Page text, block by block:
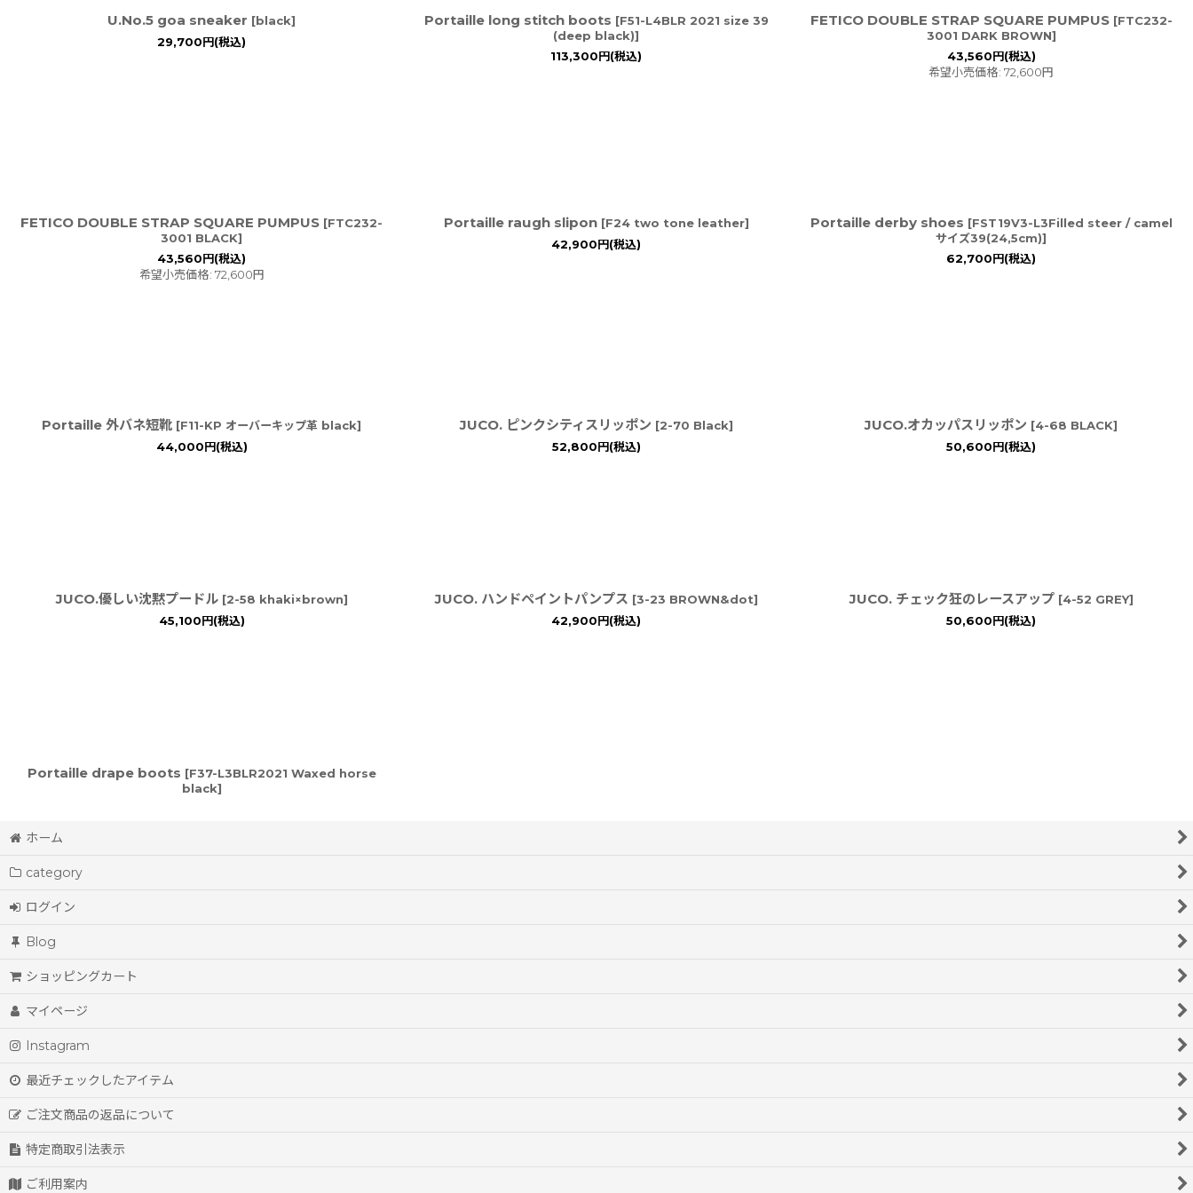
U.No.5 goa sneaker [black]
29,700円(税込)
Portaille long stitch boots [F51-L4BLR 2021 size 39
(deep black)]
113,300円(税込)
FETICO DOUBLE STRAP SQUARE PUMPUS [FTC232-
3001 DARK BROWN]
43,560円(税込)
希望小売価格: 72,600円
FETICO DOUBLE STRAP SQUARE PUMPUS [FTC232-
3001 BLACK]
43,560円(税込)
希望小売価格: 72,600円
Portaille raugh slipon [F24 two tone leather]
42,900円(税込)
Portaille derby shoes [FST19V3-L3Filled steer / camel
サイズ39(24,5cm)]
62,700円(税込)
Portaille 外バネ短靴 [F11-KP オーバーキップ革 black]
44,000円(税込)
JUCO. ピンクシティスリッポン [2-70 Black]
52,800円(税込)
JUCO.オカッパスリッポン [4-68 BLACK]
50,600円(税込)
JUCO.優しい沈黙プードル [2-58 khaki×brown]
45,100円(税込)
JUCO. ハンドペイントパンプス [3-23 BROWN&dot]
42,900円(税込)
JUCO. チェック狂のレースアップ [4-52 GREY]
50,600円(税込)
Portaille drape boots [F37-L3BLR2021 Waxed horse
black]
ホーム
category
ログイン
Blog
ショッピングカート
マイページ
Instagram
最近チェックしたアイテム
ご注文商品の返品について
特定商取引法表示
ご利用案内